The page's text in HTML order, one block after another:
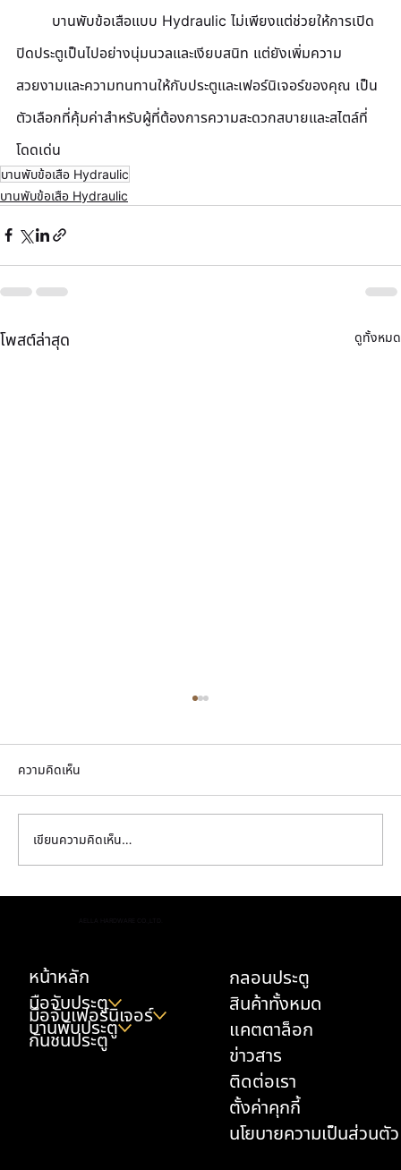
ปิดประตูเป็นไปอย่างนุ่มนวลและเงียบสนิท แต่ยังเพิ่มความ
สวยงามและความทนทานให้กับประตูและเฟอร์นิเจอร์ของคุณ เป็น
ตัวเลือกที่คุ้มค่าสำหรับผู้ที่ต้องการความสะดวกสบายและสไตล์ที่
โดดเด่น
บานพับข้อเสือ Hydraulic
บานพับข้อเสือ Hydraulic
โพสต์ล่าสุด ดูทั้งหมด
ความคิดเห็น
เขียนความคิดเห็น…
หน้าหลัก
มือจับประตู
มือจับเฟอร์นิเจอร์
บานพับประตู
กันชนประตู
กลอนประตู
สินค้าทั้งหมด
แคตตาล็อก
ข่าวสาร
ติดต่อเรา
ตั้งค่าคุกกี้
นโยบายความเป็นส่วนตัว